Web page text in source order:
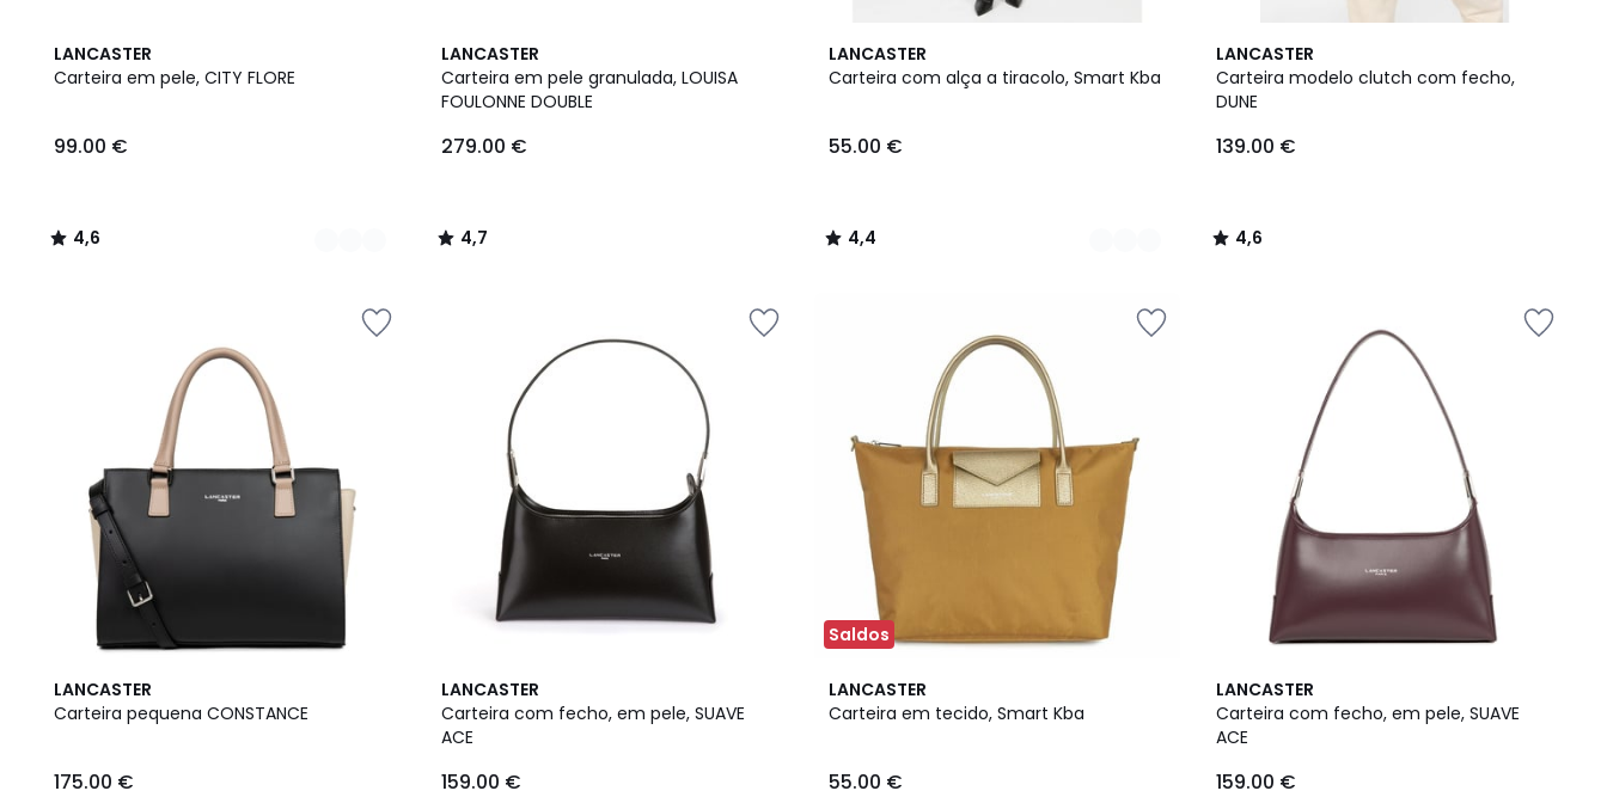
LANCASTER
Carteira em pele, CITY FLORE
€.
99.00 €
4,6
/ 5
3
Cores
4,6
/
LANCASTER
Carteira em pele granulada, LOUISA
FOULONNE DOUBLE
279.00 €
4,7
/ 5
4,7
/
LANCASTER
Carteira com alça a tiracolo, Smart Kba
55.00 €
4,4
/ 5
5
Cores
4,4
/
LANCASTER
Carteira modelo clutch com fecho,
DUNE
139.00 €
4,6
/ 5
4,6
/
LANCASTER
Carteira pequena CONSTANCE
175.00 €
4,5
/ 5
2
Cores
LANCASTER
Carteira com fecho, em pele, SUAVE
ACE
159.00 €
4,5
/ 5
3
Cores
Saldos
LANCASTER
Carteira em tecido, Smart Kba
55.00 €
4,7
/ 5
3
Cores
LANCASTER
Carteira com fecho, em pele, SUAVE
ACE
159.00 €
4,5
/ 5